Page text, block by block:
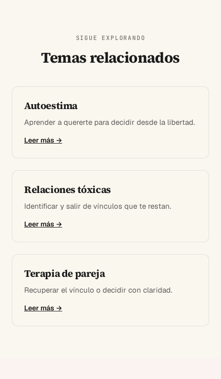
SIGUE EXPLORANDO
Temas relacionados
Autoestima
Aprender a quererte para decidir desde la libertad.
Leer más →
Relaciones tóxicas
Identificar y salir de vínculos que te restan.
Leer más →
Terapia de pareja
Recuperar el vínculo o decidir con claridad.
Leer más →